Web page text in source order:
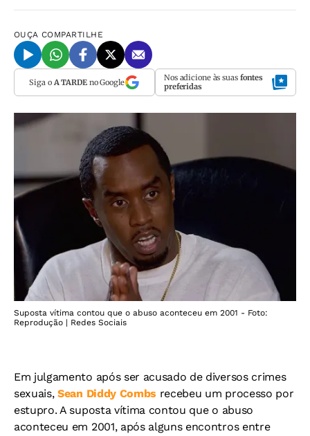
OUÇA COMPARTILHE
Siga o A TARDEno Google Nos adicione às suas fontes
preferidas
Suposta vítima contou que o abuso aconteceu em 2001 - Foto:
Reprodução | Redes Sociais
Em julgamento após ser acusado de diversos crimes
sexuais,Sean Diddy Combs recebeu um processo por
estupro. A suposta vítima contou que o abuso
aconteceu em 2001, após alguns encontros entre